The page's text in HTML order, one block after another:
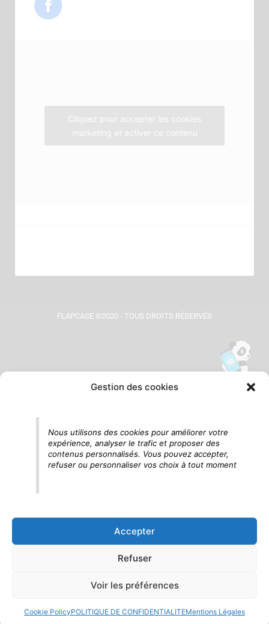
Gestion des cookies
Nous utilisons des cookies pour améliorer votre
expérience, analyser le trafic et proposer des
contenus personnalisés. Vous pouvez accepter,
refuser ou personnaliser vos choix à tout moment
Accepter
Refuser
Voir les préférences
Cookie PolicyPOLITIQUE DE CONFIDENTIALITEMentions Légales
m
Cliquez pour accepter les cookies
marketing et activer ce contenu
FLAPCASE ©2020 - TOUS DROITS RÉSERVÉS